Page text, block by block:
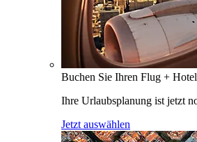
Buchen Sie Ihren Flug + Hotel
Ihre Urlaubsplanung ist jetzt
Jetzt auswählen